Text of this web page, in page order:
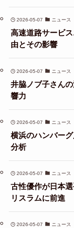
2026-05-07 ニュース
高速道路サービ
由とその影響
2026-05-07 ニュース
井脇ノブ子さん
響力
2026-05-07 ニュース
横浜のハンバー
分析
2026-05-07 ニュース
古性優作が日本
リスラムに前進
2026-05-07 ニュース